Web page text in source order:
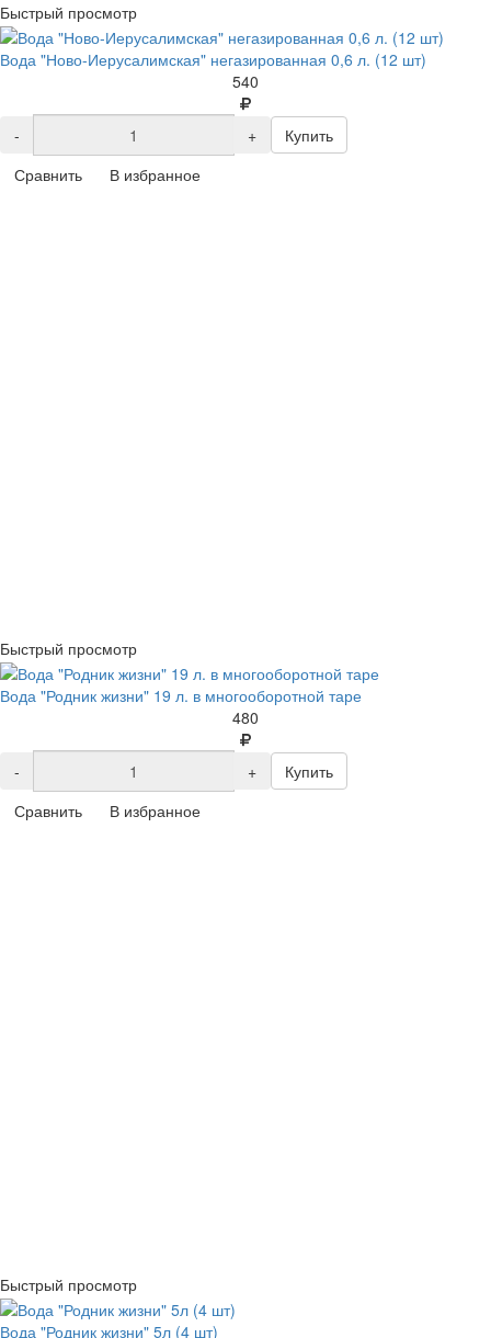
Быстрый просмотр
Вода "Ново-Иерусалимская" негазированная 0,6 л. (12 шт)
540
- +
Купить
Сравнить
В избранное
Быстрый просмотр
Вода "Родник жизни" 19 л. в многооборотной таре
480
- +
Купить
Сравнить
В избранное
Быстрый просмотр
Вода "Родник жизни" 5л (4 шт)